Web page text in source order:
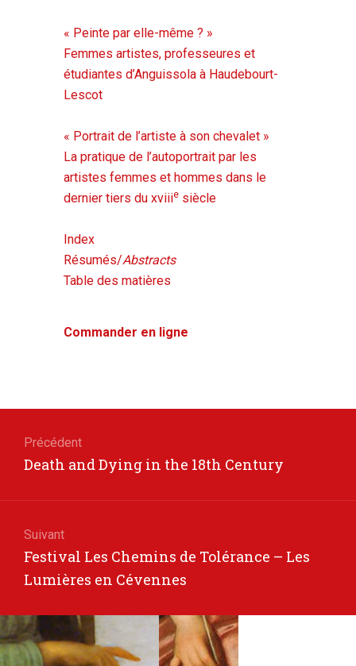
« Peinte par elle-même ? »
Femmes artistes, professeures et
étudiantes d’Anguissola à Haudebourt-
Lescot
« Portrait de l’artiste à son chevalet »
La pratique de l’autoportrait par les
artistes femmes et hommes dans le
dernier tiers du xviiie siècle
Index
Résumés/Abstracts
Table des matières
Commander en ligne
de
l’article
Précédent
Article
Death and Dying in the 18th Century
Suivant
Article
suivant
Festival Les Chemins de Tolérance – Les
Lumières en Cévennes